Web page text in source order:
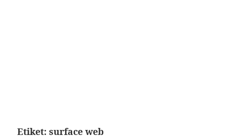
Etiket:surface web